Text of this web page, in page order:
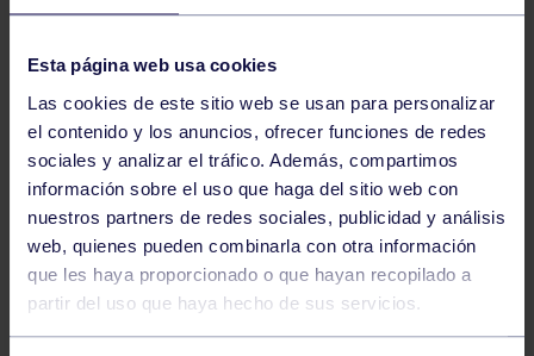
Esta página web usa cookies
Las cookies de este sitio web se usan para personalizar
el contenido y los anuncios, ofrecer funciones de redes
sociales y analizar el tráfico. Además, compartimos
información sobre el uso que haga del sitio web con
nuestros partners de redes sociales, publicidad y análisis
web, quienes pueden combinarla con otra información
que les haya proporcionado o que hayan recopilado a
partir del uso que haya hecho de sus servicios.
ENGANCHATE AL DEPORTE – BILLAR
1 2 3 4 5 6 7